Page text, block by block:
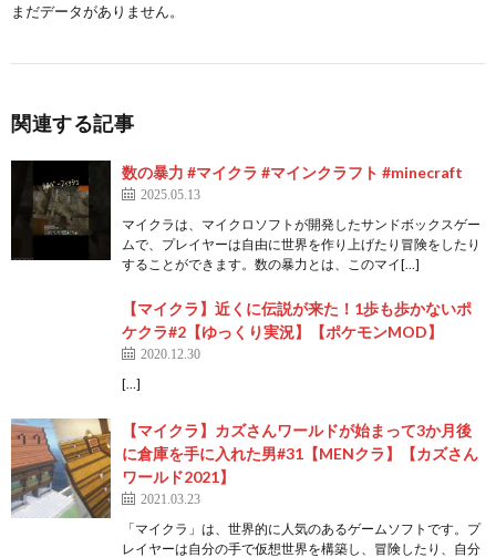
まだデータがありません。
関連する記事
数の暴力 #マイクラ #マインクラフト #minecraft
2025.05.13
マイクラは、マイクロソフトが開発したサンドボックスゲー
ムで、プレイヤーは自由に世界を作り上げたり冒険をしたり
することができます。数の暴力とは、このマイ[…]
【マイクラ】近くに伝説が来た！1歩も歩かないポ
ケクラ#2【ゆっくり実況】【ポケモンMOD】
2020.12.30
[…]
【マイクラ】カズさんワールドが始まって3か月後
に倉庫を手に入れた男#31【MENクラ】【カズさん
ワールド2021】
2021.03.23
「マイクラ」は、世界的に人気のあるゲームソフトです。プ
レイヤーは自分の手で仮想世界を構築し、冒険したり、自分